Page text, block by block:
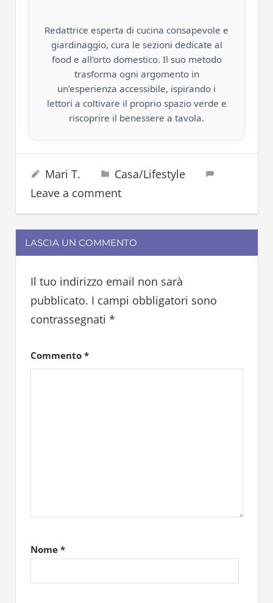
Redattrice esperta di cucina consapevole e
giardinaggio, cura le sezioni dedicate al
food e all’orto domestico. Il suo metodo
trasforma ogni argomento in
un’esperienza accessibile, ispirando i
lettori a coltivare il proprio spazio verde e
riscoprire il benessere a tavola.
carta
stagnola
28 Novembre 2022
Mari T.
Casa/Lifestyle
Leave a comment
LASCIA UN COMMENTO
Il tuo indirizzo email non sarà
pubblicato. I campi obbligatori sono
contrassegnati *
Commento *
Nome *